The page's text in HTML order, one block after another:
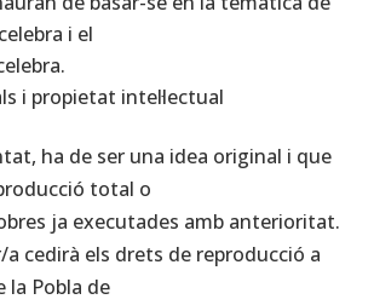
i el
i propietat intel·lectual
ha de ser una idea original i que
total o
ja executades amb anterioritat.
cedirà els drets de reproducció a
la Pobla de